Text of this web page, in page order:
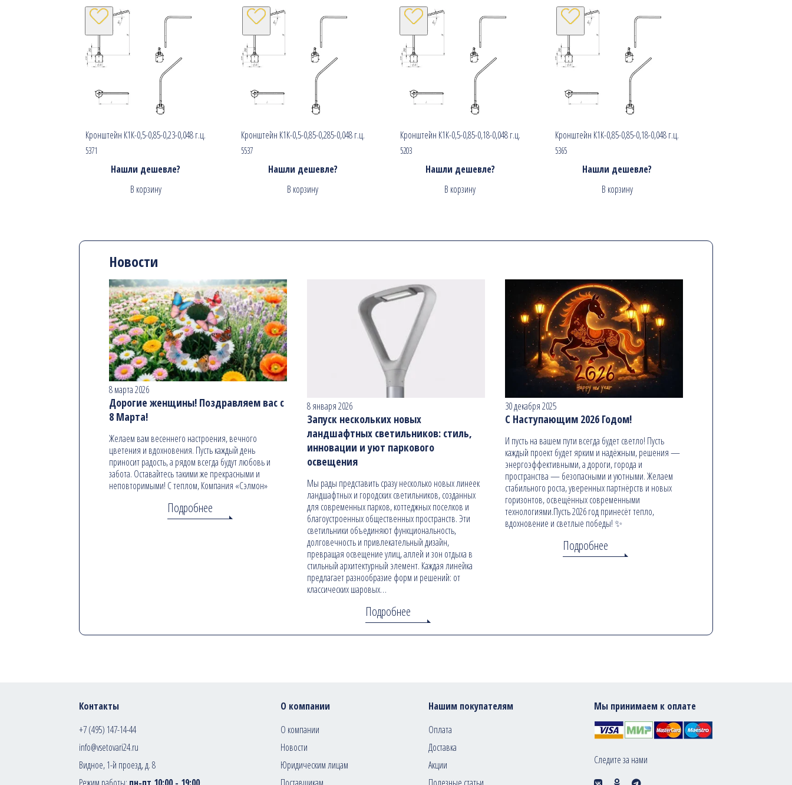
Кронштейн К1К-0,5-0,85-0,23-0,048 г.ц.
5371
Нашли дешевле?
В корзину
Кронштейн К1К-0,5-0,85-0,285-0,048 г.ц.
5537
Нашли дешевле?
В корзину
Кронштейн К1К-0,5-0,85-0,18-0,048 г.ц.
5203
Нашли дешевле?
В корзину
Кронштейн К1К-0,85-0,85-0,18-0,048 г.ц.
5365
Нашли дешевле?
В корзину
Новости
8 марта 2026
Дорогие женщины! Поздравляем вас с
8 Марта!
Желаем вам весеннего настроения, вечного
цветения и вдохновения. Пусть каждый день
приносит радость, а рядом всегда будут любовь и
забота. Оставайтесь такими же прекрасными и
неповторимыми! С теплом, Компания «Сэлмон»
Подробнее
8 января 2026
Запуск нескольких новых
ландшафтных светильников: стиль,
инновации и уют паркового
освещения
Мы рады представить сразу несколько новых линеек
ландшафтных и городских светильников, созданных
для современных парков, коттеджных поселков и
благоустроенных общественных пространств. Эти
светильники объединяют функциональность,
долговечность и привлекательный дизайн,
превращая освещение улиц, аллей и зон отдыха в
стильный архитектурный элемент. Каждая линейка
предлагает разнообразие форм и решений: от
классических шаровых…
Подробнее
30 декабря 2025
С Наступающим 2026 Годом!
И пусть на вашем пути всегда будет светло! Пусть
каждый проект будет ярким и надёжным, решения —
энергоэффективными, а дороги, города и
пространства — безопасными и уютными. Желаем
стабильного роста, уверенных партнёрств и новых
горизонтов, освещённых современными
технологиями.Пусть 2026 год принесёт тепло,
вдохновение и светлые победы! ✨
Подробнее
Контакты
+7 (495) 147-14-44
info@vsetovari24.ru
Видное, 1-й проезд, д. 8
О компании
О компании
Новости
Юридическим лицам
Нашим покупателям
Оплата
Доставка
Акции
Мы принимаем к оплате
Следите за нами